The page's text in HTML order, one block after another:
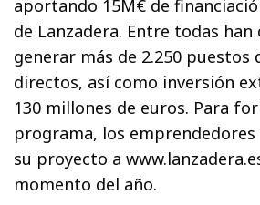
aportando 15M€ de
de Lanzadera. Entre todas han
generar más de 2.250 puestos
directos, así como inversión
130 millones de euros. Para
programa, los
su proyecto a
momento del año.